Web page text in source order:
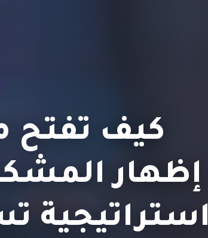
كيف تفتح
إظهار
استراتيجية